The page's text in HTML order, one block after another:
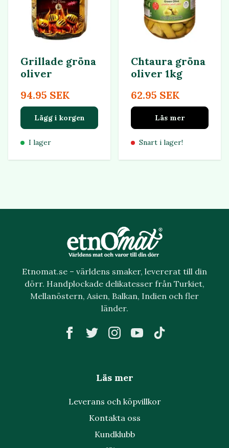
Grillade gröna
oliver
94.95 SEK
Lägg i korgen
I lager
Chtaura gröna
oliver 1kg
62.95 SEK
Läs mer
Snart i lager!
Etnomat.se – världens smaker, levererat till din
dörr. Handplockade delikatesser från Turkiet,
Mellanöstern, Asien, Balkan, Indien och fler
länder.
Läs mer
Leverans och köpvillkor
Kontakta oss
Kundklubb